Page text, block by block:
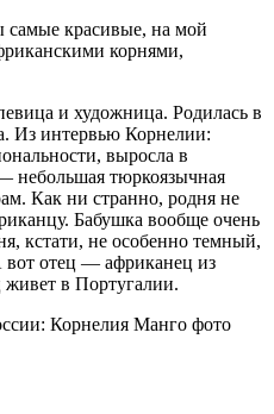
самые красивые, на мой
корнями,
и художница. Родилась в
Из интервью Корнелии:
выросла в
небольшая тюркоязычная
Как ни странно, родня не
Бабушка вообще очень
кстати, не особенно темный,
отец — африканец из
живет в Португалии.